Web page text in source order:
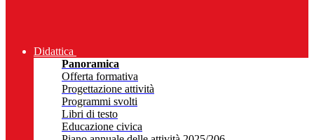
Didattica
Panoramica
Offerta formativa
Progettazione attività
Programmi svolti
Libri di testo
Educazione civica